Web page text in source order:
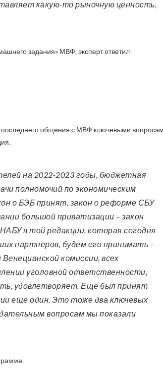
задания» МВФ, эксперт ответил
общения с МВФ ключевыми
полномочий по экономическим
о БЭБ принят, закон о реформе СБУ
большой приватизации – закон
в той редакции, которая сегодня
партнеров, будем его принимать –
комиссии, всех
уголовной ответственности,
удовлетворяет. Еще был принят
еще один. Это тоже два ключевых
вопросам мы показали